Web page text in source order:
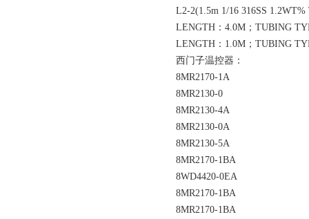
L2-2(1.5m 1/16 316SS
LENGTH：4.0M；TUBING
LENGTH：1.0M；TUBING
西门子温控器：
8MR2170-1A
8MR2130-0
8MR2130-4A
8MR2130-0A
8MR2130-5A
8MR2170-1BA
8WD4420-0EA
8MR2170-1BA
8MR2170-1BA